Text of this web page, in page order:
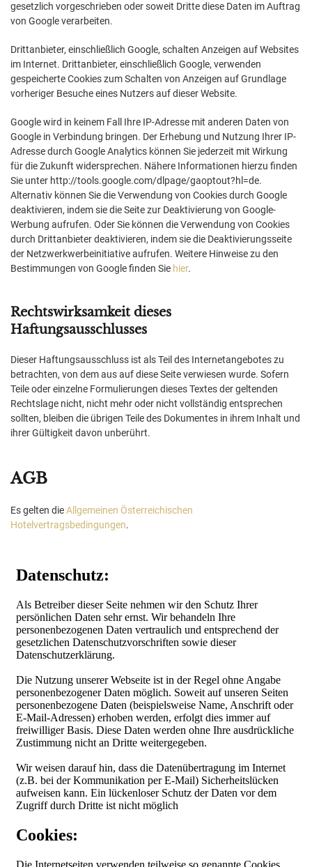
gesetzlich vorgeschrieben oder soweit Dritte diese Daten im Auftrag
von Google verarbeiten.
Drittanbieter, einschließlich Google, schalten Anzeigen auf Websites
im Internet. Drittanbieter, einschließlich Google, verwenden
gespeicherte Cookies zum Schalten von Anzeigen auf Grundlage
vorheriger Besuche eines Nutzers auf dieser Website.
Google wird in keinem Fall Ihre IP-Adresse mit anderen Daten von
Google in Verbindung bringen. Der Erhebung und Nutzung Ihrer IP-
Adresse durch Google Analytics können Sie jederzeit mit Wirkung
für die Zukunft widersprechen. Nähere Informationen hierzu finden
Sie unter http://tools.google.com/dlpage/gaoptout?hl=de.
Alternativ können Sie die Verwendung von Cookies durch Google
deaktivieren, indem sie die Seite zur Deaktivierung von Google-
Werbung aufrufen. Oder Sie können die Verwendung von Cookies
durch Drittanbieter deaktivieren, indem sie die Deaktivierungsseite
der Netzwerkwerbeinitiative aufrufen. Weitere Hinweise zu den
Bestimmungen von Google finden Sie hier.
Rechtswirksamkeit dieses
Haftungsausschlusses
Dieser Haftungsausschluss ist als Teil des Internetangebotes zu
betrachten, von dem aus auf diese Seite verwiesen wurde. Sofern
Teile oder einzelne Formulierungen dieses Textes der geltenden
Rechtslage nicht, nicht mehr oder nicht vollständig entsprechen
sollten, bleiben die übrigen Teile des Dokumentes in ihrem Inhalt und
ihrer Gültigkeit davon unberührt.
AGB
Es gelten dieAllgemeinen Österreichischen
Hotelvertragsbedingungen.